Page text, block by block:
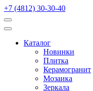
+7 (4812) 30-30-40
Каталог
Новинки
Плитка
Керамогранит
Мозаика
Зеркала